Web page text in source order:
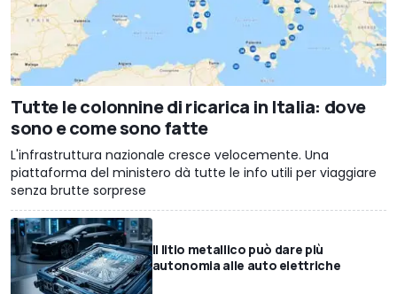
Tutte le colonnine di ricarica in Italia: dove
sono e come sono fatte
L'infrastruttura nazionale cresce velocemente. Una
piattaforma del ministero dà tutte le info utili per viaggiare
senza brutte sorprese
Il litio metallico può dare più
autonomia alle auto elettriche